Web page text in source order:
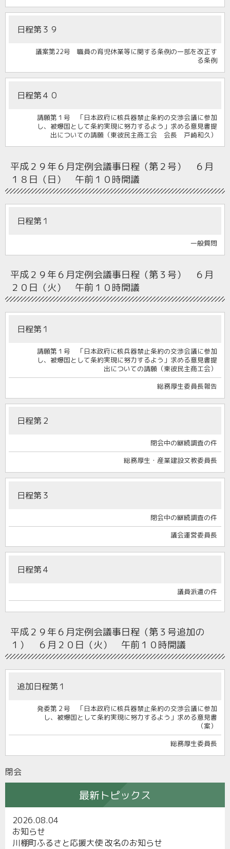
日程第３９
議案第22号 職員の育児休業等に関する条例の一部を改正す
る条例
日程第４０
請願第１号 「日本政府に核兵器禁止条約の交渉会議に参加
し、被爆国として条約実現に努力するよう」求める意見書提
出についての請願（東彼民主商工会 会長 戸崎和久）
平成２９年６月定例会議事日程（第２号） ６月
１８日（日） 午前１０時開議
日程第１
一般質問
平成２９年６月定例会議事日程（第３号） ６月
２０日（火） 午前１０時開議
日程第１
請願第１号 「日本政府に核兵器禁止条約の交渉会議に参加
し、被爆国として条約実現に努力するよう」求める意見書提
出についての請願（東彼民主商工会）
総務厚生委員長報告
日程第２
閉会中の継続調査の件
総務厚生・産業建設文教委員長
日程第３
閉会中の継続調査の件
議会運営委員長
日程第４
議員派遣の件
平成２９年６月定例会議事日程（第３号追加の
１） ６月２０日（火） 午前１０時開議
追加日程第１
発委第２号 「日本政府に核兵器禁止条約の交渉会議に参加
し、被爆国として条約実現に努力するよう」求める意見書
（案）
総務厚生委員長
閉会
最新トピックス
2026.08.04
お知らせ
川棚町ふるさと応援大使 改名のお知らせ